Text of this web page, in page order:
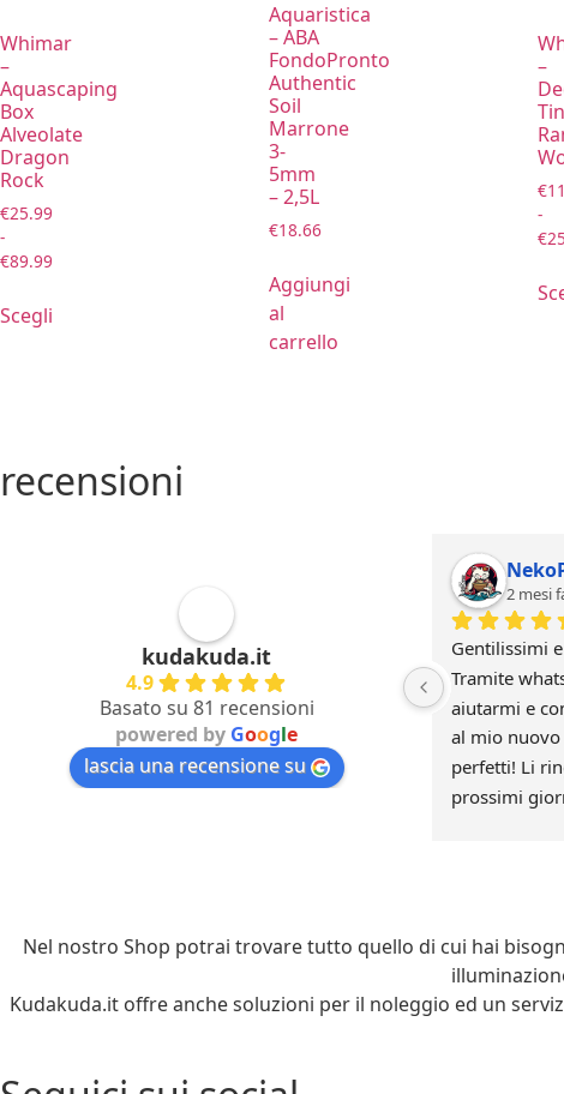
Whimar
–
Aquascaping
Box
Alveolate
Dragon
Rock
€25.99
-
€89.99
Scegli
Aquaristica
– ABA
FondoPronto
Authentic
Soil
Marrone
3-
5mm
– 2,5L
€18.66
Aggiungi
al
carrello
–
€
-
€
recensioni
kudakuda.it
4.9
Basato su 81 recensioni
powered by Google
lascia una recensione su
2 mesi
Gentilissimi
Tramite
aiutarmi e
al mio nuovo
perfetti! Li
prossimi
Nel nostro Shop potrai trovare tutto quello di cui hai
Kudakuda.it offre anche soluzioni per il noleggio ed un